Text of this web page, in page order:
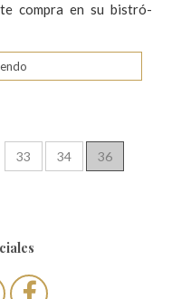
compra en su bistró-
33 34 36